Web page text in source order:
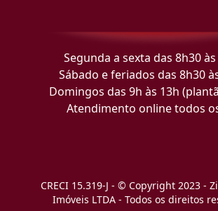
Segunda a sexta das 8h30
Sábado e feriados das 8h30
Domingos das 9h às 13h
Atendimento online todos
CRECI 15.319-J - © Copyright 2023 -
Imóveis LTDA - Todos os direitos